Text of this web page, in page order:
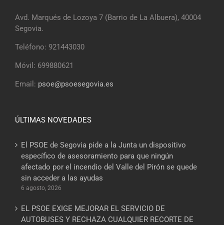
Avd. Marqués de Lozoya 7 (Barrio de La Albuera), 40004
Segovia.
Teléfono: 921443030
Móvil: 699880621
Email: psoe@psoesegovia.es
ÚLTIMAS NOVEDADES
El PSOE de Segovia pide a la Junta un dispositivo
específico de asesoramiento para que ningún
afectado por el incendio del Valle del Pirón se quede
sin acceder a las ayudas
6 agosto, 2026
EL PSOE EXIGE MEJORAR EL SERVICIO DE
AUTOBUSES Y RECHAZA CUALQUIER RECORTE DE